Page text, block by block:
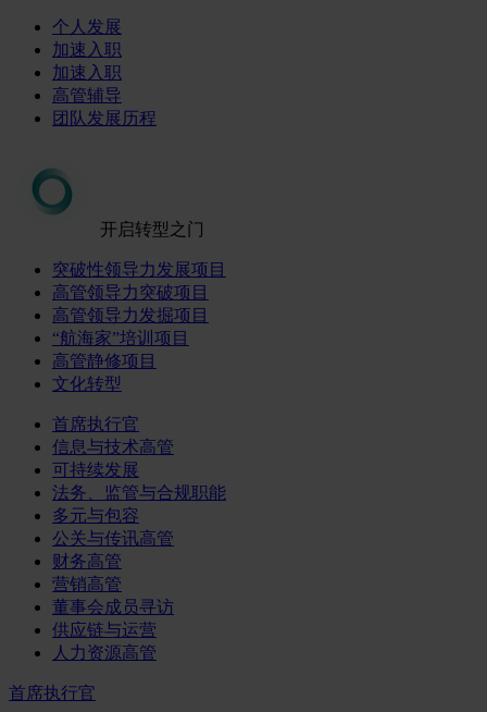
个人发展
加速入职
加速入职
高管辅导
团队发展历程
开启转型之门
突破性领导力发展项目
高管领导力突破项目
高管领导力发掘项目
“航海家”培训项目
高管静修项目
文化转型
首席执行官
信息与技术高管
可持续发展
法务、监管与合规职能
多元与包容
公关与传讯高管
财务高管
营销高管
董事会成员寻访
供应链与运营
人力资源高管
首席执行官